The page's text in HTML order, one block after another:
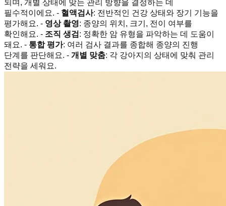
되며, 개별 상태에 맞는 관리 방향을 결정하는 데
필수적이에요. - 혈액검사: 전반적인 건강 상태와 장기 기능을
평가해요. - 영상 촬영: 종양의 위치, 크기, 전이 여부를
확인해요. - 조직 생검 : 정확한 암 유형을 파악하는 데 도움이
돼요. - 통합 평가: 여러 검사 결과를 종합해 종양의 진행
단계를 판단해요. - 개별 맞춤: 각 강아지의 상태에 맞춰 관리
전략을 세워요.